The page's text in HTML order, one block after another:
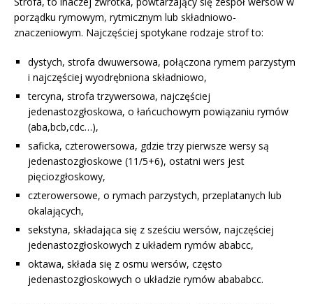
porządku rymowym, rytmicznym lub składniowo-
znaczeniowym. Najczęściej spotykane rodzaje strof to:
dystych, strofa dwuwersowa, połączona rymem parzystym
i najczęściej wyodrębniona składniowo,
tercyna, strofa trzywersowa, najczęściej
jedenastozgłoskowa, o łańcuchowym powiązaniu rymów
(aba,bcb,cdc…),
saficka, czterowersowa, gdzie trzy pierwsze wersy są
jedenastozgłoskowe (11/5+6), ostatni wers jest
pięciozgłoskowy,
czterowersowe, o rymach parzystych, przeplatanych lub
okalających,
sekstyna, składająca się z sześciu wersów, najczęściej
jedenastozgłoskowych z układem rymów ababcc,
oktawa, składa się z osmu wersów, często
jedenastozgłoskowych o układzie rymów abababcc.